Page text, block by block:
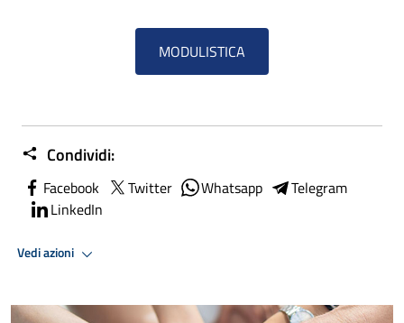
MODULISTICA
Condividi:
Facebook Twitter Whatsapp
Telegram
LinkedIn
Vedi azioni